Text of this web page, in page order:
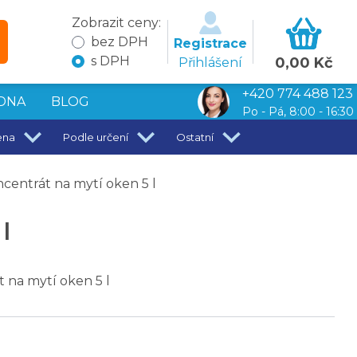
Zobrazit ceny:
bez DPH
s DPH
Registrace
Přihlášení
0,00 Kč
BLOG
+420 774 488 123
Po - Pá, 8:00 - 16:30
Podle určení Ostatní
na mytí oken 5 l
na mytí oken 5 l